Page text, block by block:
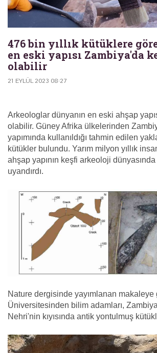
476 bin yıllık kütüklere
en eski yapısı Zambiya'da
olabilir
21 EYLÜL 2023 08:27
Arkeologlar dünyanın en eski ahşap
olabilir. Güney Afrika ülkelerinden
yapımında kullanıldığı tahmin edilen
kütükler bulundu. Yarım milyon yıllık
ahşap yapının keşfi arkeoloji
uyandırdı.
Nature dergisinde yayımlanan makaleye
Üniversitesinden bilim adamları,
Nehri'nin kıyısında antik yontulmuş